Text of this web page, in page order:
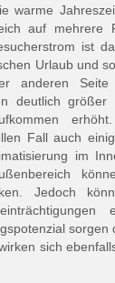
warme
auf mehrere
ist
Urlaub und
anderen Seite
deutlich
Fall auch
im
Jedoch
sich